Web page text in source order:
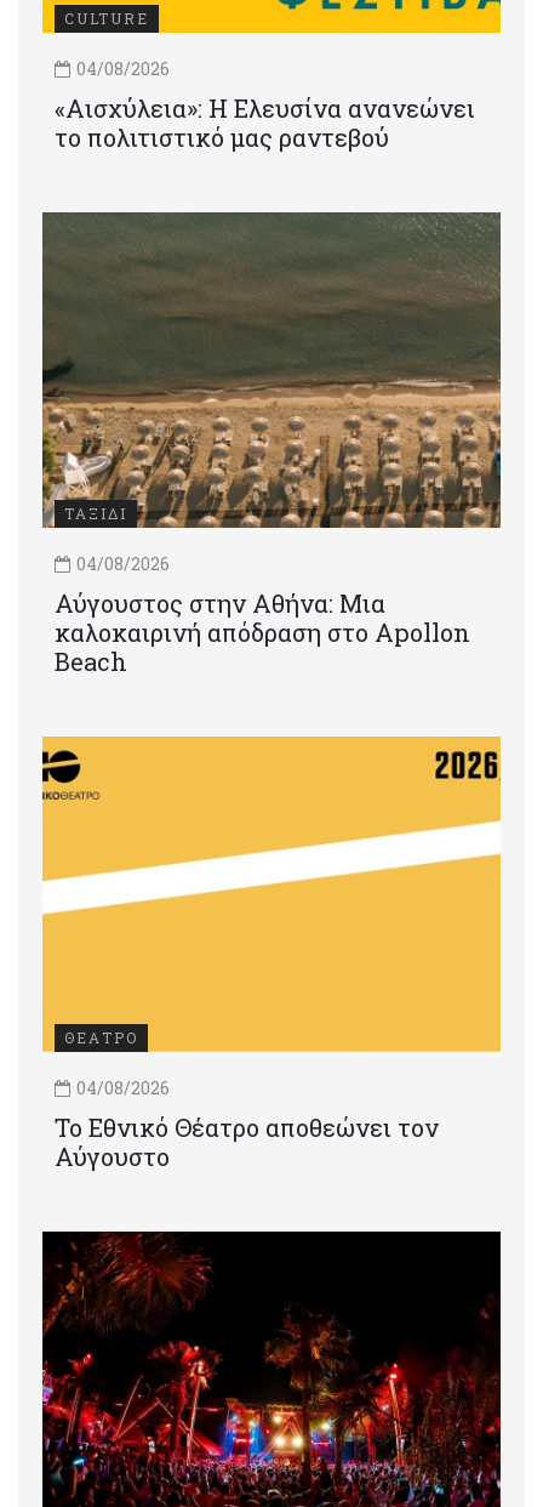
CULTURE
04/08/2026
«Αισχύλεια»: Η Ελευσίνα ανανεώνει
το πολιτιστικό μας ραντεβού
ΤΑΞΙΔΙ
04/08/2026
Αύγουστος στην Αθήνα: Μια
καλοκαιρινή απόδραση στο Apollon
Beach
ΘΕΑΤΡΟ
04/08/2026
Το Εθνικό Θέατρο αποθεώνει τον
Αύγουστο